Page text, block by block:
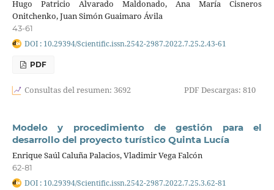
Hugo Patricio Alvarado Maldonado, Ana María Cisneros
Onitchenko, Juan Simón Guaimaro Ávila
43-61
DOI : 10.29394/Scientific.issn.2542-2987.2022.7.25.2.43-61
PDF
Consultas del resumen: 3692 PDF Descargas: 810
Modelo y procedimiento de gestión para el
desarrollo del proyecto turístico Quinta Lucía
Enrique Saúl Caluña Palacios, Vladimir Vega Falcón
62-81
DOI : 10.29394/Scientific.issn.2542-2987.2022.7.25.3.62-81